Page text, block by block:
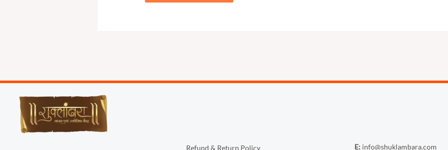
Refund & Return Policy E: info@shuklambara.com